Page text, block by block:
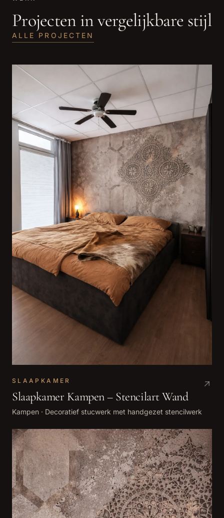
Projecten in vergelijkbare stijl
ALLE PROJECTEN
SLAAPKAMER
Slaapkamer Kampen – Stencilart Wand
Kampen · Decoratief stucwerk met handgezet stencilwerk